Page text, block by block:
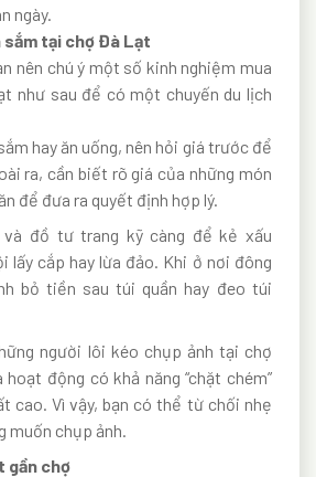
ngày.
sắm tại chợ Đà Lạt
nên chú ý một số kinh nghiệm mua
như sau để có một chuyến du lịch
hay ăn uống, nên hỏi giá trước để
ra, cần biết rõ giá của những món
để đưa ra quyết định hợp lý.
đồ tư trang kỹ càng để kẻ xấu
lấy cắp hay lừa đảo. Khi ở nơi đông
bỏ tiền sau túi quần hay đeo túi
người lôi kéo chụp ảnh tại chợ
động có khả năng “chặt chém”
cao. Vì vậy, bạn có thể từ chối nhẹ
muốn chụp ảnh.
gần chợ